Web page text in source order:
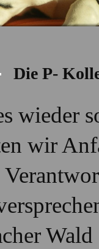
Die P-
wieder
wir